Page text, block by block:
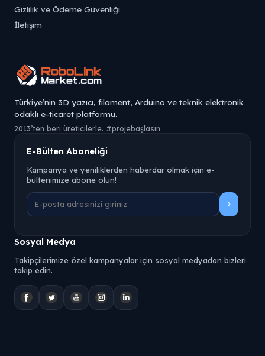
Gizlilik ve Ödeme Güvenliği
İletişim
Türkiye’nin 3D yazıcı, filament, Arduino ve teknik elektronik
odaklı e-ticaret platformu.
2013’ten beri üreticilerle. #projebaşlasın
E-Bülten Aboneliği
Kampanya ve yeniliklerden haberdar olmak için e-
bültenimize abone olun!
Sosyal Medya
Takipçilerimize özel kampanyalar için sosyal medyadan bizleri
takip edin.